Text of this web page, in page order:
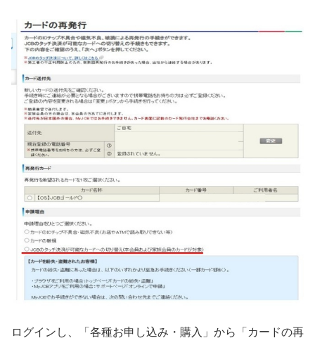
ログインし、「各種お申し込み・購入」から「カードの再